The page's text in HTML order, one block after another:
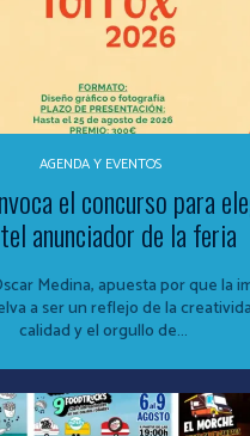
AGENDA Y EVENTOS
el concurso para
anunciador de la feria
Medina, apuesta por que la
a ser un reflejo de la
calidad y el orgullo de...